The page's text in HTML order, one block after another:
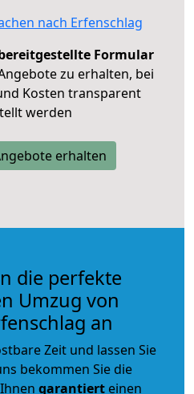
nach Erfenschlag
Formular
zu erhalten, bei
Kosten transparent
werden
erhalten
die perfekte
Umzug von
an
Zeit und lassen Sie
bekommen Sie die
garantiert einen